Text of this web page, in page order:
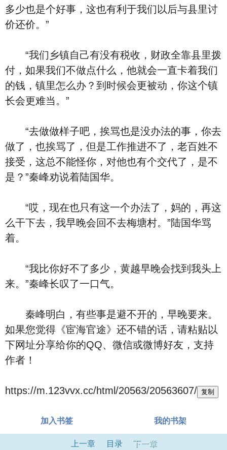
多少也是个好事，这也有利于我们以后与县里讨
价还价。”
“我们乡镇自己有没有税收，财政全靠县里拨
付，如果我们不做点什么，他就会一直卡着我们
的钱，镇里怎么办？到时候会更被动，你这个镇
长会更难当。”
“去做做样子吧，挨骂也是没办法的事，你去
做了，也挨骂了，但是工作推进不了，老百姓不
接受，这总不能怪你，对他也有个交代了，是不
是？”秦峰劝说着陆国华。
“哎，现在也只有这一个办法了，妈的，再这
么干下去，我早晚会回不去梅塘村。”陆国华骂
着。
“我比你好不了多少，黄越早晚会找到我头上
来。”秦峰长叹了一口气。
秦峰明白，有些事是避不开的，早晚要来。
如果您觉得《宦海官途》还不错的话，请粘贴以
下网址分享给你的QQ、微信或微博好友，支持
作者！
https://m.123vvx.cc/html/20563/20563607/ 复制
加入书签 我的书架
上一章 目录 下一章